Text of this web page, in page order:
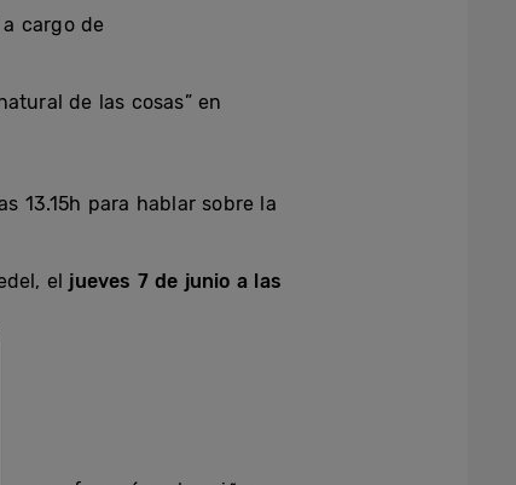
cargo de
de las cosas” en
13.15h para hablar sobre la
el jueves 7 de junio a las